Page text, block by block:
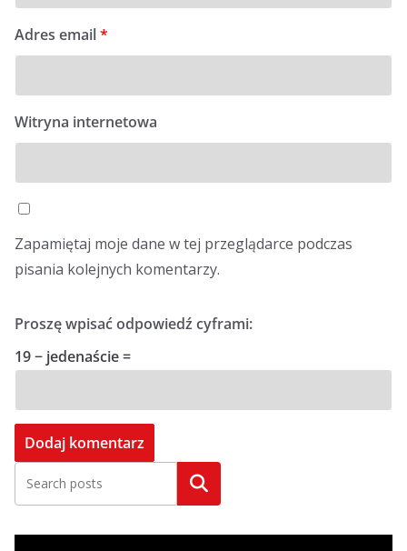
Adres email*
Witryna internetowa
Zapamiętaj moje dane w tej przeglądarce podczas
pisania kolejnych komentarzy.
Proszę wpisać odpowiedź cyframi:
19 − jedenaście =
Szukaj